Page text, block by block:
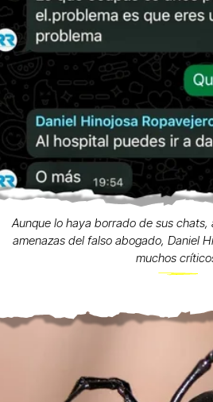
Aunque lo haya borrado de sus
amenazas del falso abogado, Daniel
muchos